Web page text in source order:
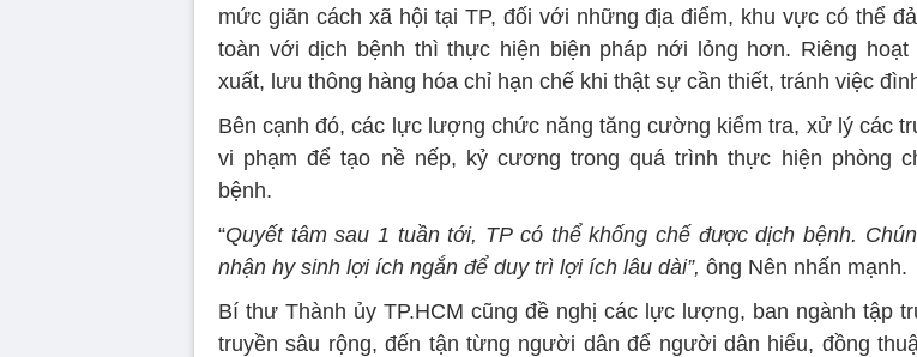
mức giãn cách xã hội tại TP, đối với những địa điểm, khu vực có thể
toàn với dịch bệnh thì thực hiện biện pháp nới lỏng hơn. Riêng hoạt
xuất, lưu thông hàng hóa chỉ hạn chế khi thật sự cần thiết, tránh việc
Bên cạnh đó, các lực lượng chức năng tăng cường kiểm tra, xử lý các
vi phạm để tạo nề nếp, kỷ cương trong quá trình thực hiện phòng
bệnh.
“Quyết tâm sau 1 tuần tới, TP có thể khống chế được dịch bệnh.
nhận hy sinh lợi ích ngắn để duy trì lợi ích lâu dài”, ông Nên nhấn mạnh.
Bí thư Thành ủy TP.HCM cũng đề nghị các lực lượng, ban ngành tập
truyền sâu rộng, đến tận từng người dân để người dân hiểu, đồng